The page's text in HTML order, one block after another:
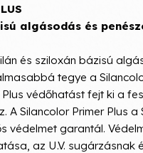
algásodás és
és sziloxán bázisú
tegye a
Plus védőhatást fejt ki a
A Silancolor Primer Plus
védelmet garantál.
az U.V.